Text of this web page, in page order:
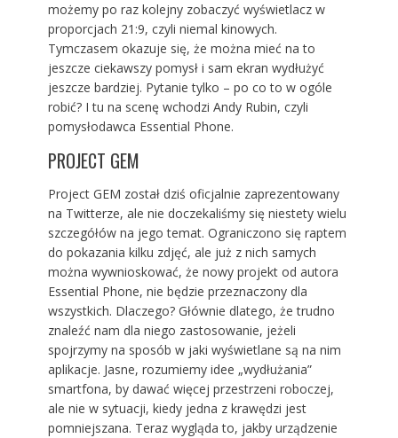
możemy po raz kolejny zobaczyć wyświetlacz w
proporcjach 21:9, czyli niemal kinowych.
Tymczasem okazuje się, że można mieć na to
jeszcze ciekawszy pomysł i sam ekran wydłużyć
jeszcze bardziej. Pytanie tylko – po co to w ogóle
robić? I tu na scenę wchodzi Andy Rubin, czyli
pomysłodawca Essential Phone.
PROJECT GEM
Project GEM został dziś oficjalnie zaprezentowany
na Twitterze, ale nie doczekaliśmy się niestety wielu
szczegółów na jego temat. Ograniczono się raptem
do pokazania kilku zdjęć, ale już z nich samych
można wywnioskować, że nowy projekt od autora
Essential Phone, nie będzie przeznaczony dla
wszystkich. Dlaczego? Głównie dlatego, że trudno
znaleźć nam dla niego zastosowanie, jeżeli
spojrzymy na sposób w jaki wyświetlane są na nim
aplikacje. Jasne, rozumiemy idee „wydłużania”
smartfona, by dawać więcej przestrzeni roboczej,
ale nie w sytuacji, kiedy jedna z krawędzi jest
pomniejszana. Teraz wygląda to, jakby urządzenie